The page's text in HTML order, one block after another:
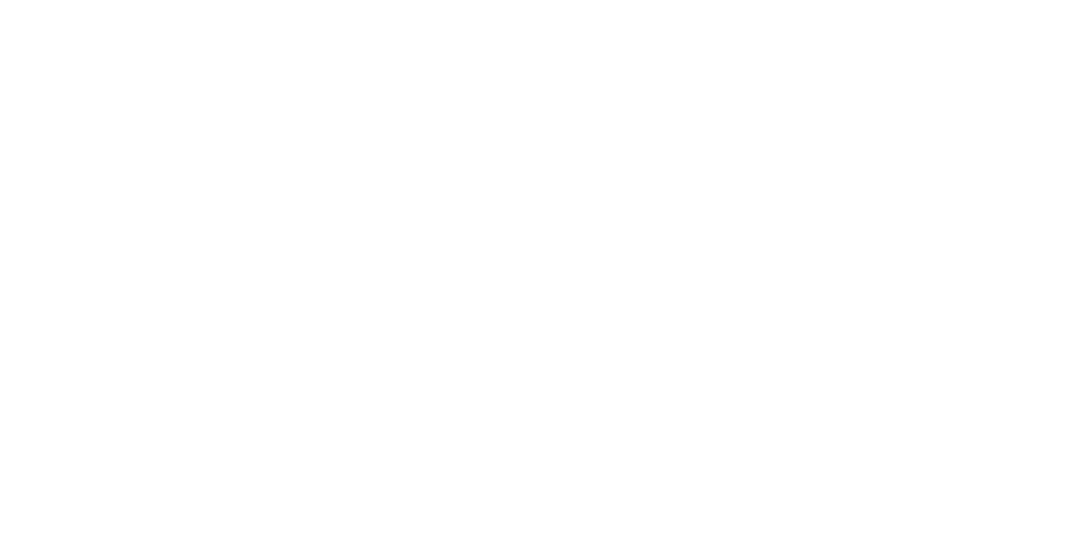
podemos tirar para delante y trabajamos con ilusión
de 420 millones por el club
el ataque nervionense
de un inválido Consejo
antes del cierre
con el Genoa
campo sevillista
Salónica
nuevo portero y el Getafe mueve ficha... Las últimas novedades del mercado de La Liga